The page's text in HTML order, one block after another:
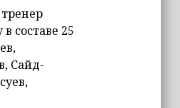
составе 25
Сайд-